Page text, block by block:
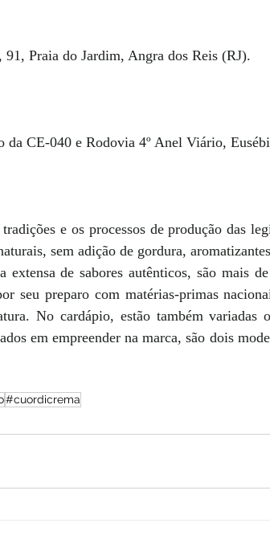
91, Praia do Jardim, Angra dos Reis (RJ).
da CE-040 e Rodovia 4º Anel Viário,
e os processos de produção das
sem adição de gordura,
extensa de sabores autênticos, são mais
seu preparo com matérias-primas
No cardápio, estão também variadas
em empreender na marca, são dois
#cuordicrema